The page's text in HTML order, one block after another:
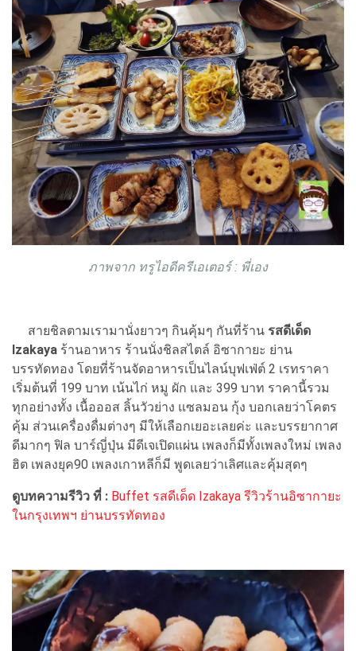
ภาพจาก ทรูไอดีครีเอเตอร์ : พี่เอง
สายชิลตามเรามานั่งยาวๆ กินคุ้มๆ กันที่ร้าน รสดีเด็ด
Izakaya ร้านอาหาร ร้านนั่งชิลสไตล์ อิซากายะ ย่าน
บรรทัดทอง โดยที่ร้านจัดอาหารเป็นไลน์บุฟเฟ่ต์ 2 เรทราคา
เริ่มต้นที่ 199 บาท เน้นไก่ หมู ผัก และ 399 บาท ราคานี้รวม
ทุกอย่างทั้ง เนื้อออส ลิ้นวัวย่าง แซลมอน กุ้ง บอกเลยว่าโคตร
คุ้ม ส่วนเครื่องดื่มต่างๆ มีให้เลือกเยอะเลยค่ะ และบรรยากาศ
ดีมากๆ ฟิล บาร์ญี่ปุ่น มีดีเจเปิดแผ่น เพลงก็มีทั้งเพลงใหม่ เพลง
ฮิต เพลงยุค90 เพลงเกาหลีก็มี พูดเลยว่าเลิศและคุ้มสุดๆ
ดูบทความรีวิว ที่ : Buffet รสดีเด็ด Izakaya รีวิวร้านอิซากายะ
ในกรุงเทพฯ ย่านบรรทัดทอง